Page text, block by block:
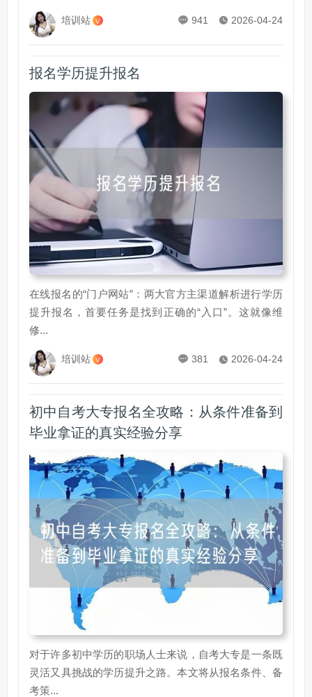
培训站 V 2026-04-24
941
报名学历提升报名
在线报名的“门户网站”：两大官方主渠道解析进行学历
提升报名，首要任务是找到正确的“入口”。这就像维
修...
培训站 V 2026-04-24
381
初中自考大专报名全攻略：从条件准备到
毕业拿证的真实经验分享
对于许多初中学历的职场人士来说，自考大专是一条既
灵活又具挑战的学历提升之路。本文将从报名条件、备
考策...